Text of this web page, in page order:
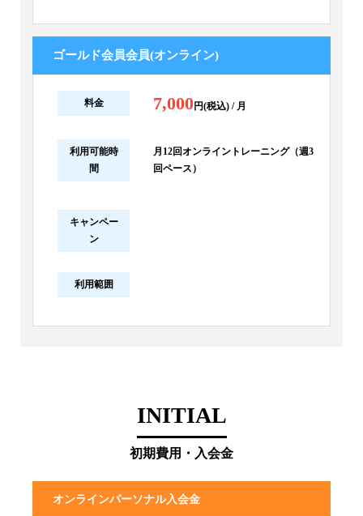
ゴールド会員会員(オンライン)
料金 7,000円(税込) / 月
利用可能時
間
月12回オンライントレーニング（週3
回ペース）
キャンペー
ン
利用範囲
INITIAL
初期費用・入会金
オンラインパーソナル入会金